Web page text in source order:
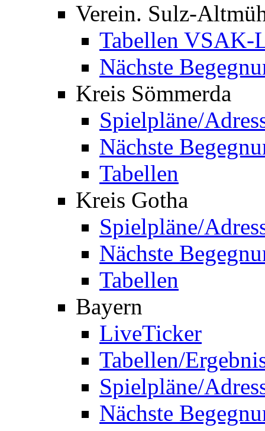
Verein. Sulz-
Tabellen VSAK-
Nächste
Kreis Sömmerda
Spielpläne/
Nächste
Tabellen
Kreis Gotha
Spielpläne/
Nächste
Tabellen
Bayern
LiveTicker
Tabellen/
Spielpläne/
Nächste